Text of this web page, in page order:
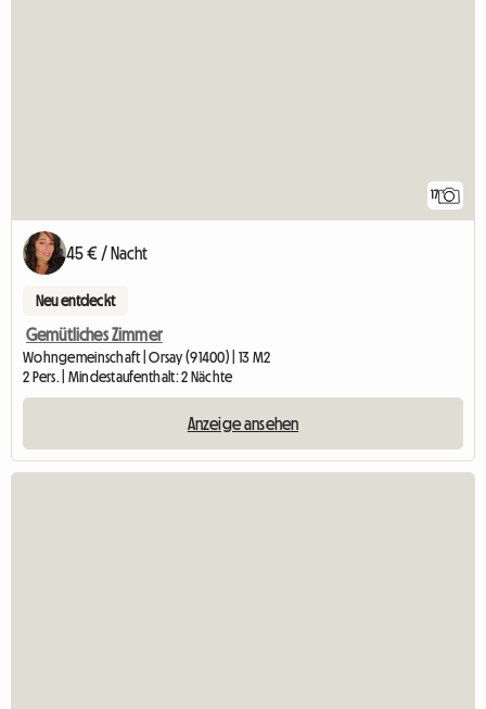
17
45 € / Nacht
Neu entdeckt
Gemütliches Zimmer
Wohngemeinschaft | Orsay (91400) | 13 M2
2 Pers. | Mindestaufenthalt: 2 Nächte
Anzeige ansehen